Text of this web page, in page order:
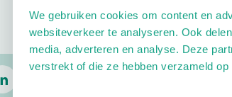
We gebruiken cookies om content en
websiteverkeer te analyseren. Ook
media, adverteren en analyse. Deze
verstrekt of die ze hebben verzameld
linkedin